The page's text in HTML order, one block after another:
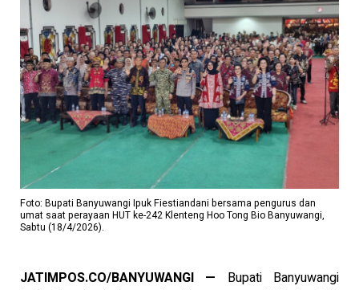
Foto: Bupati Banyuwangi Ipuk Fiestiandani bersama pengurus dan
umat saat perayaan HUT ke-242 Klenteng Hoo Tong Bio Banyuwangi,
Sabtu (18/4/2026).
JATIMPOS.CO/BANYUWANGI — Bupati Banyuwangi